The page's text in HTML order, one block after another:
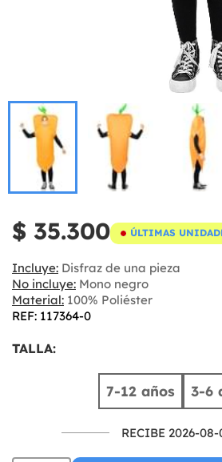
$ 35.300 ÚLTIMAS
Incluye: Disfraz de una pieza
No incluye: Mono negro
Material: 100% Poliéster
REF: 117364-0
TALLA:
7-12 años 3-6
RECIBE 2026-08-